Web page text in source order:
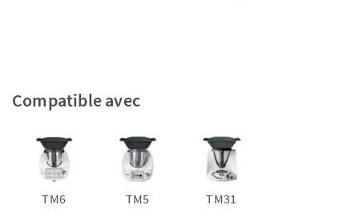
Compatible avec
TM6 TM5 TM31